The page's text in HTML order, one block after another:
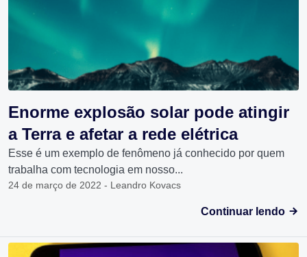
Enorme explosão solar pode atingir
a Terra e afetar a rede elétrica
Esse é um exemplo de fenômeno já conhecido por quem
trabalha com tecnologia em nosso...
24 de março de 2022 - Leandro Kovacs
Continuar lendo